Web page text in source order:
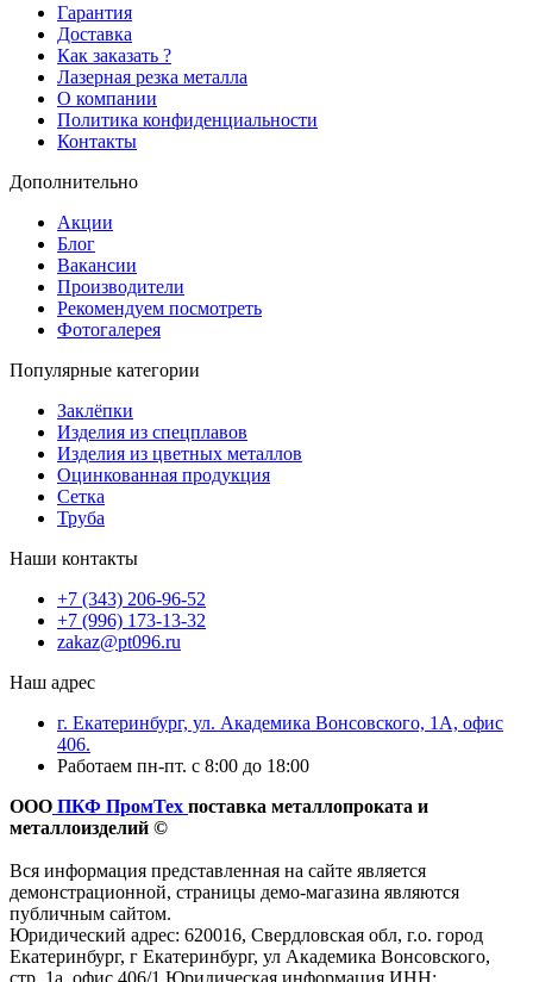
Гарантия
Доставка
Как заказать ?
Лазерная резка металла
О компании
Политика конфиденциальности
Контакты
Дополнительно
Акции
Блог
Вакансии
Производители
Рекомендуем посмотреть
Фотогалерея
Популярные категории
Заклёпки
Изделия из спецплавов
Изделия из цветных металлов
Оцинкованная продукция
Сетка
Труба
Наши контакты
+7 (343) 206-96-52
+7 (996) 173-13-32
zakaz@pt096.ru
Наш адрес
г. Екатеринбург, ул. Академика Вонсовского, 1А, офис
406.
Работаем пн-пт. с 8:00 до 18:00
ООО ПКФ ПромТех поставка металлопроката и
металлоизделий ©
Вся информация представленная на сайте является
демонстрационной, страницы демо-магазина являются
публичным сайтом.
Юридический адрес: 620016, Свердловская обл, г.о. город
Екатеринбург, г Екатеринбург, ул Академика Вонсовского,
стр. 1а, офис 406/1 Юридическая информация ИНН: